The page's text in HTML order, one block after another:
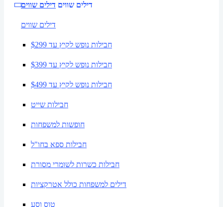
דילים שווים דילים שווים
דילים שווים
חבילות נופש לקיץ עד $299
חבילות נופש לקיץ עד $399
חבילות נופש לקיץ עד $499
חבילות שייט
חופשות למשפחות
חבילות ספא בחו"ל
חבילות כשרות לשומרי מסורת
דילים למשפחות כולל אטרקציות
טוס וסע